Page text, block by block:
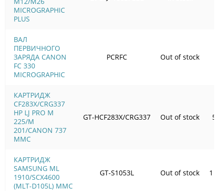
MICROGRAPHIC
PLUS
ВАЛ
ПЕРВИЧНОГО
ЗАРЯДА CANON
FC 330
MICROGRAPHIC
КАРТРИДЖ
CF283X/CRG337
HP LJ PRO M
225/M
201/CANON 737
MMC
КАРТРИДЖ
SAMSUNG ML
1910/SCX4600
(MLT-D105L) MMC
PCRFC Out of stock
GT-HCF283X/CRG337 Out of stock
GT-S1053L Out of stock 1